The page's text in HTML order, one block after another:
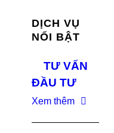
DỊCH VỤ
NỔI BẬT
TƯ VẤN
ĐẦU TƯ
Xem thêm